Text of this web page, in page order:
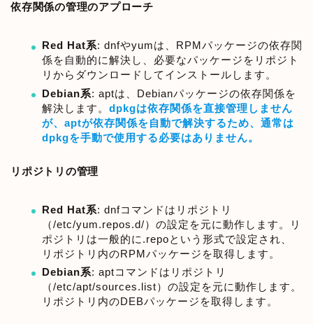
依存関係の管理のアプローチ
Red Hat系: dnfやyumは、RPMパッケージの依存関
係を自動的に解決し、必要なパッケージをリポジト
リからダウンロードしてインストールします。
Debian系: aptは、Debianパッケージの依存関係を
解決します。 dpkgは依存関係を直接管理しません
が、aptが依存関係を自動で解決するため、通常は
dpkgを手動で使用する必要はありません。
リポジトリの管理
Red Hat系: dnfコマンドはリポジトリ
（/etc/yum.repos.d/）の設定を元に動作します。リ
ポジトリは一般的に.repoという形式で設定され、
リポジトリ内のRPMパッケージを取得します。
Debian系: aptコマンドはリポジトリ
（/etc/apt/sources.list）の設定を元に動作します。
リポジトリ内のDEBパッケージを取得します。